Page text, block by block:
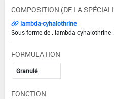
COMPOSITION (DE LA
lambda-cyhalothrine
Sous forme de : lambda-cyhalothrine
FORMULATION
Granulé
FONCTION